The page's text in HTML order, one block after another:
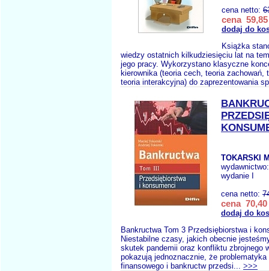
cena netto:
cena 59,85
dodaj do
Książka
wiedzy ostatnich kilkudziesięciu lat na
jego pracy. Wykorzystano klasyczne
kierownika (teoria cech, teoria zachowań,
teoria interakcyjna) do zaprezentowania
TOKARSKI
wydanie I
cena netto:
cena 70,40
dodaj do
Bankructwa Tom 3 Przedsiębiorstwa i
Niestabilne czasy, jakich obecnie
skutek pandemii oraz konfliktu zbrojnego
pokazują jednoznacznie, że problematyka
finansowego i bankructw przedsi... >>>